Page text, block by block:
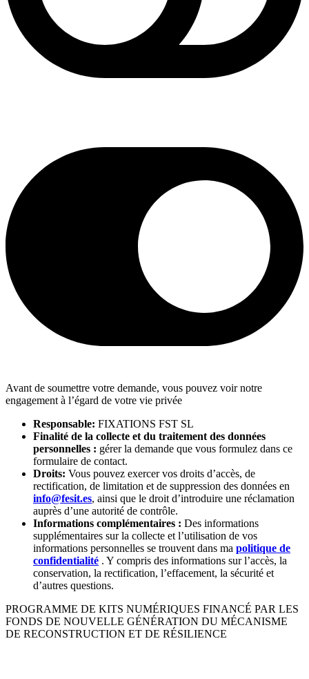
Avant de soumettre votre demande, vous pouvez voir notre
engagement à l’égard de votre vie privée
Responsable: FIXATIONS FST SL
Finalité de la collecte et du traitement des données
personnelles : gérer la demande que vous formulez dans ce
formulaire de contact.
Droits: Vous pouvez exercer vos droits d’accès, de
rectification, de limitation et de suppression des données en
info@fesit.es, ainsi que le droit d’introduire une réclamation
auprès d’une autorité de contrôle.
Informations complémentaires : Des informations
supplémentaires sur la collecte et l’utilisation de vos
informations personnelles se trouvent dans ma politique de
confidentialité . Y compris des informations sur l’accès, la
conservation, la rectification, l’effacement, la sécurité et
d’autres questions.
PROGRAMME DE KITS NUMÉRIQUES FINANCÉ PAR LES
FONDS DE NOUVELLE GÉNÉRATION DU MÉCANISME
DE RECONSTRUCTION ET DE RÉSILIENCE